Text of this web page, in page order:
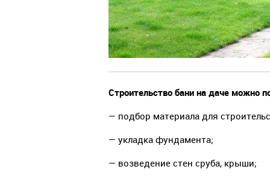
Строительство бани на даче можно
— подбор материала для
— укладка фундамента;
— возведение стен сруба, крыши;